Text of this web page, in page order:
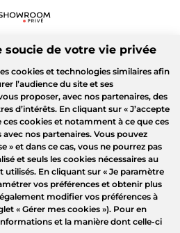
soucie de votre vie privée
cookies et technologies similaires afin
l’audience du site et ses
proposer, avec nos partenaires, des
d’intérêts. En cliquant sur « J’accepte
ces cookies et notamment à ce que ces
nos partenaires. Vous pouvez
» et dans ce cas, vous ne pourrez pas
et seuls les cookies nécessaires au
En cliquant sur « Je paramètre
vos préférences et obtenir plus
modifier vos préférences à
« Gérer mes cookies »). Pour en
et la manière dont celle-ci